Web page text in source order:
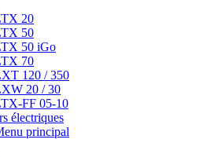
20
50
50 iGo
70
120 / 350
20 / 30
FF 05-10
électriques
principal